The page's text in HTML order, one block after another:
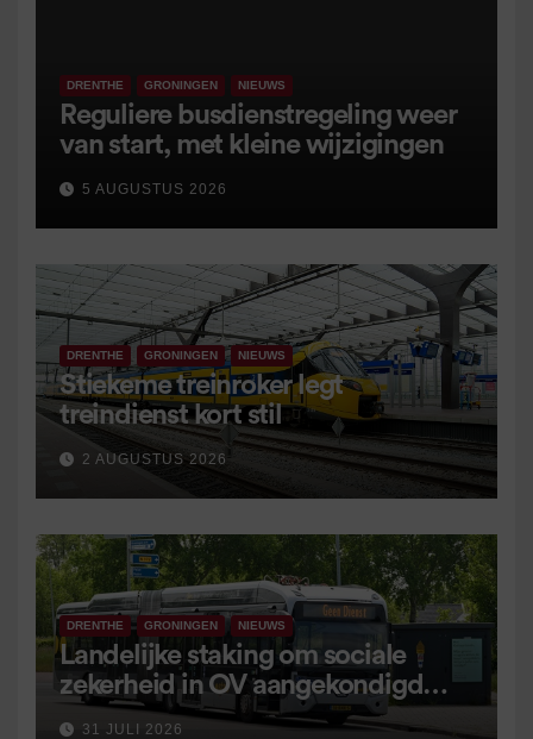
DRENTHE GRONINGEN NIEUWS
Reguliere busdienstregeling weer
van start, met kleine wijzigingen
5 AUGUSTUS 2026
DRENTHE GRONINGEN NIEUWS
Stiekeme treinroker legt
treindienst kort stil
2 AUGUSTUS 2026
DRENTHE GRONINGEN NIEUWS
Landelijke staking om sociale
zekerheid in OV aangekondigd
voor 9 september
31 JULI 2026